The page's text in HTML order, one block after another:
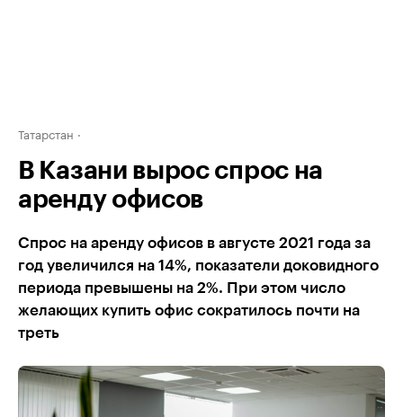
Татарстан
В Казани вырос спрос на
аренду офисов
Спрос на аренду офисов в августе 2021 года за
год увеличился на 14%, показатели доковидного
периода превышены на 2%. При этом число
желающих купить офис сократилось почти на
треть